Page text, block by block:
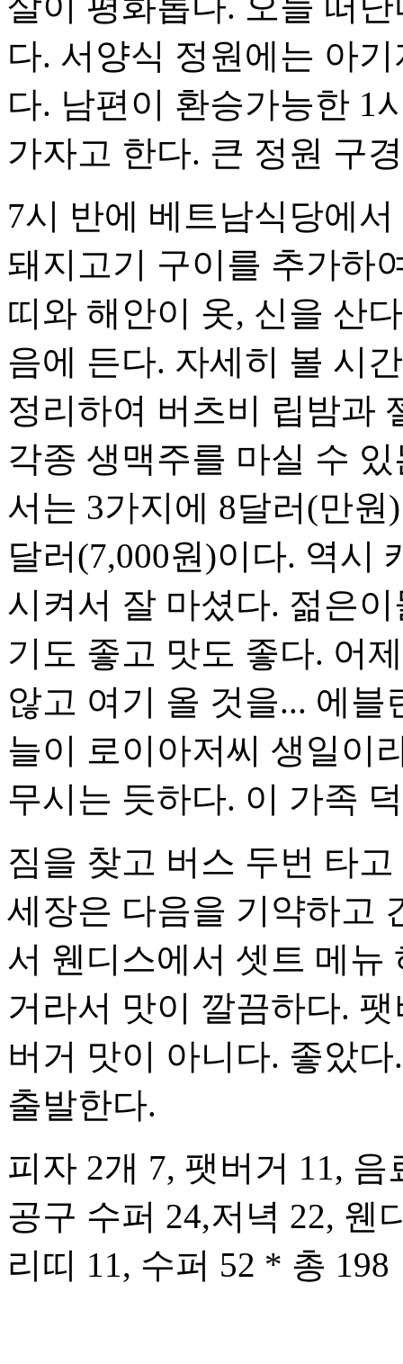
다. 서양식 정원에는 아
다. 남편이 환승가능한 1
가자고 한다. 큰 정원 구
7시 반에 베트남식당에
돼지고기 구이를 추가하
띠와 해안이 옷, 신을 산
음에 든다. 자세히 볼 시
정리하여 버츠비 립밤과
각종 생맥주를 마실 수
서는 3가지에 8달러(만
달러(7,000원)이다. 역시
시켜서 잘 마셨다. 젊은
기도 좋고 맛도 좋다. 어
않고 여기 올 것을... 에
늘이 로이아저씨 생일이
무시는 듯하다. 이 가족
짐을 찾고 버스 두번 타
세장은 다음을 기약하고
서 웬디스에서 셋트 메뉴
거라서 맛이 깔끔하다.
버거 맛이 아니다. 좋았
출발한다.
피자 2개 7, 팻버거 11,
공구 수퍼 24,저녁 22, 웬
리띠 11, 수퍼 52 * 총 198